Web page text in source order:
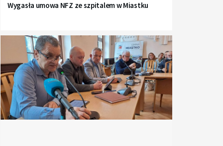
Wygasła umowa NFZ ze szpitalem w Miastku